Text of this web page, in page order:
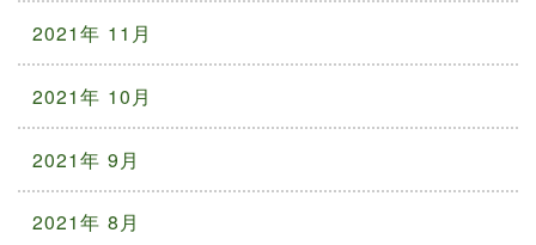
2021年 11月
2021年 10月
2021年 9月
2021年 8月